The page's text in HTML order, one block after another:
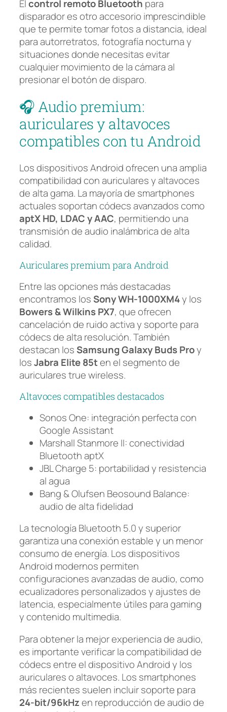
Elcontrol remoto Bluetooth para
disparador es otro accesorio imprescindible
que te permite tomar fotos a distancia, ideal
para autorretratos, fotografía nocturna y
situaciones donde necesitas evitar
cualquier movimiento de la cámara al
presionar el botón de disparo.
🎧 Audio premium:
auriculares y altavoces
compatibles con tu Android
Los dispositivos Android ofrecen una amplia
compatibilidad con auriculares y altavoces
de alta gama. La mayoría de smartphones
actuales soportan códecs avanzados como
aptX HD, LDAC y AAC, permitiendo una
transmisión de audio inalámbrica de alta
calidad.
Auriculares premium para Android
Entre las opciones más destacadas
encontramos losSony WH-1000XM4y los
Bowers & Wilkins PX7, que ofrecen
cancelación de ruido activa y soporte para
códecs de alta resolución. También
destacan losSamsung Galaxy Buds Proy
losJabra Elite 85ten el segmento de
auriculares true wireless.
Altavoces compatibles destacados
Sonos One: integración perfecta con
Google Assistant
Marshall Stanmore II: conectividad
Bluetooth aptX
JBL Charge 5: portabilidad y resistencia
al agua
Bang & Olufsen Beosound Balance:
audio de alta fidelidad
La tecnología Bluetooth 5.0 y superior
garantiza una conexión estable y un menor
consumo de energía. Los dispositivos
Android modernos permiten
configuraciones avanzadas de audio, como
ecualizadores personalizados y ajustes de
latencia, especialmente útiles para gaming
y contenido multimedia.
Para obtener la mejor experiencia de audio,
es importante verificar la compatibilidad de
códecs entre el dispositivo Android y los
auriculares o altavoces. Los smartphones
más recientes suelen incluir soporte para
24-bit/96kHzen reproducción de audio de